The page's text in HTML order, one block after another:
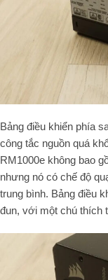
Bảng điều khiển phía
công tắc nguồn quá
RM1000e không bao
nhưng nó có chế độ
trung bình. Bảng điều
đun, với một chú thích